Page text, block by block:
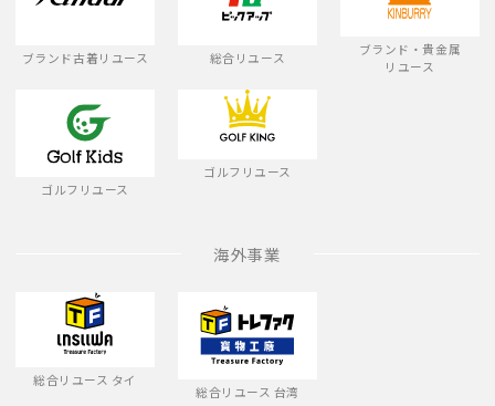
ブランド古着リユース 総合リユース
ブランド・貴金属
リユース
ゴルフリユース
ゴルフリユース
海外事業
総合リユース タイ
総合リユース 台湾